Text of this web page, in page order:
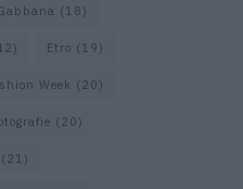
(18)
Etro (19)
Week (20)
(20)
(21)